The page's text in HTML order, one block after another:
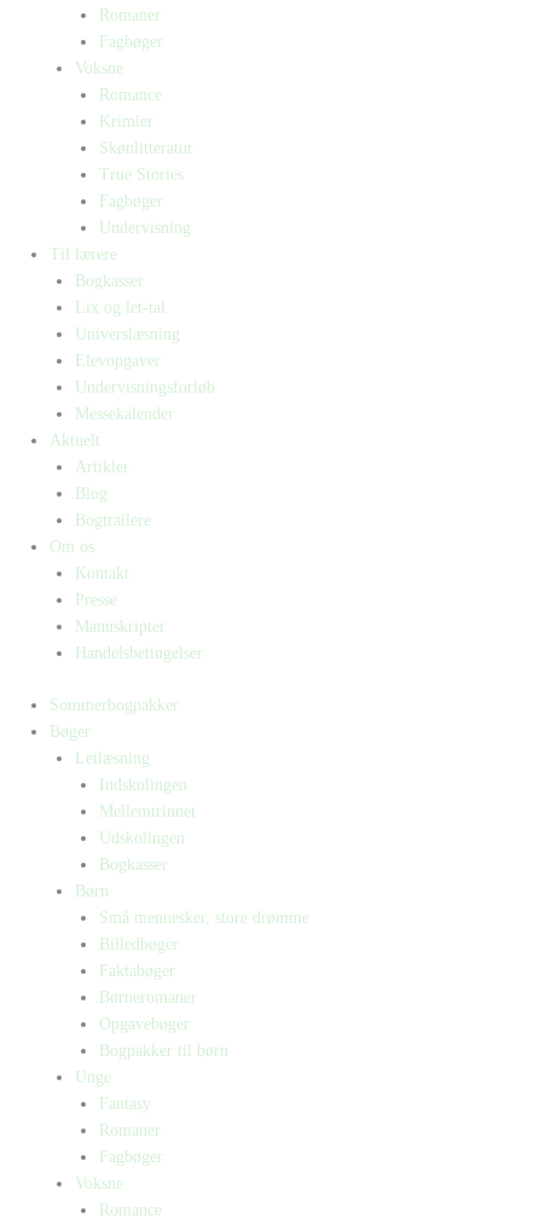
Romaner
Fagbøger
Voksne
Romance
Krimier
Skønlitteratur
True Stories
Fagbøger
Undervisning
Til lærere
Bogkasser
Lix og let-tal
Universlæsning
Elevopgaver
Undervisningsforløb
Messekalender
Aktuelt
Artikler
Blog
Bogtrailere
Om os
Kontakt
Presse
Manuskripter
Handelsbetingelser
Sommerbogpakker
Bøger
Letlæsning
Indskolingen
Mellemtrinnet
Udskolingen
Bogkasser
Børn
Små mennesker, store drømme
Billedbøger
Faktabøger
Børneromaner
Opgavebøger
Bogpakker til børn
Unge
Fantasy
Romaner
Fagbøger
Voksne
Romance